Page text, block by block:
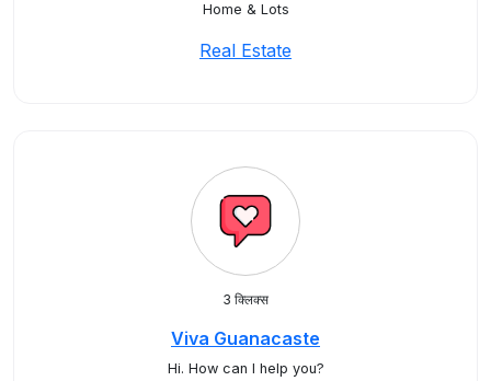
Home & Lots
Real Estate
3 क्लिक्स
Viva Guanacaste
Hi. How can I help you?